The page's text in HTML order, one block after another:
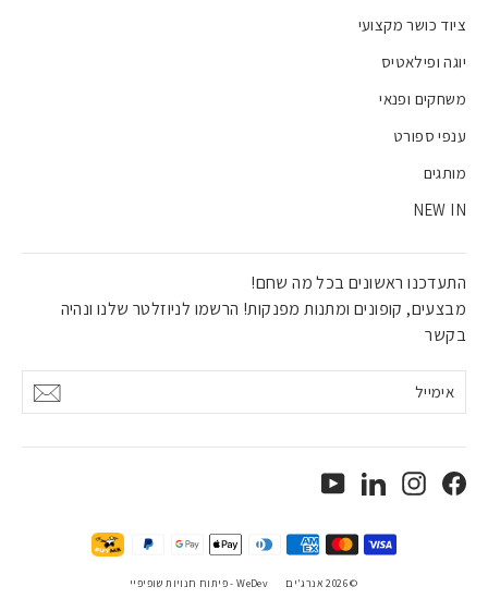
ציוד כושר מקצועי
יוגה ופילאטיס
משחקים ופנאי
ענפי ספורט
מותגים
NEW IN
התעדכנו ראשונים בכל מה שחם!
מבצעים, קופונים ומתנות מפנקות! הרשמו לניוזלטר שלנו ונהיה
בקשר
אימייל
Facebook
Instagram
LinkedIn
© 2026 אנרג'ים WeDev - פיתוח חנויות שופיפיי